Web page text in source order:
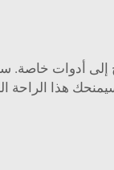
إلى أدوات
هذا الراحة